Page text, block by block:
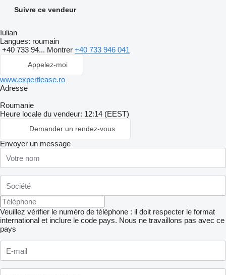
Suivre ce vendeur
Iulian
Langues: roumain
+40 733 94... Montrer +40 733 946 041
Appelez-moi
www.expertlease.ro
Adresse
Roumanie
Heure locale du vendeur: 12:14 (EEST)
Demander un rendez-vous
Envoyer un message
Veuillez vérifier le numéro de téléphone : il doit respecter le format
international et inclure le code pays. Nous ne travaillons pas avec ce
pays